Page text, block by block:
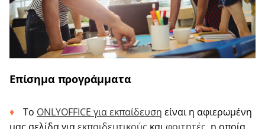
Επίσημα προγράμματα
Το ONLYOFFICE για εκπαίδευση είναι η αφιερωμένη